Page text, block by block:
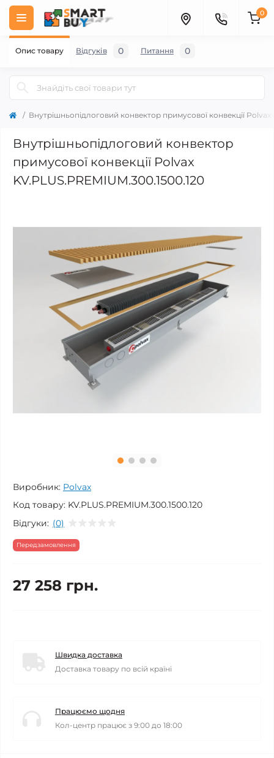
0
Внутрішньопідлоговий конвектор примусової конвекції Polvax
Внутрішньопідлоговий конвектор
примусової конвекції Polvax
KV.PLUS.PREMIUM.300.1500.120
Виробник: Polvax
Код товару: KV.PLUS.PREMIUM.300.1500.120
Відгуки: (0)
Передзамовлення
27 258 грн.
Швидка доставка
Доставка товару по всій країні
Працюємо щодня
Кол-центр працює з 9:00 до 18:00
Опис товару Відгуків 0 Питання 0